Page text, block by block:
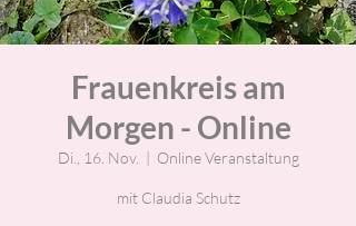
Frauenkreis am
Morgen - Online
Di., 16. Nov.
  |
Online Veranstaltung
mit Claudia Schutz